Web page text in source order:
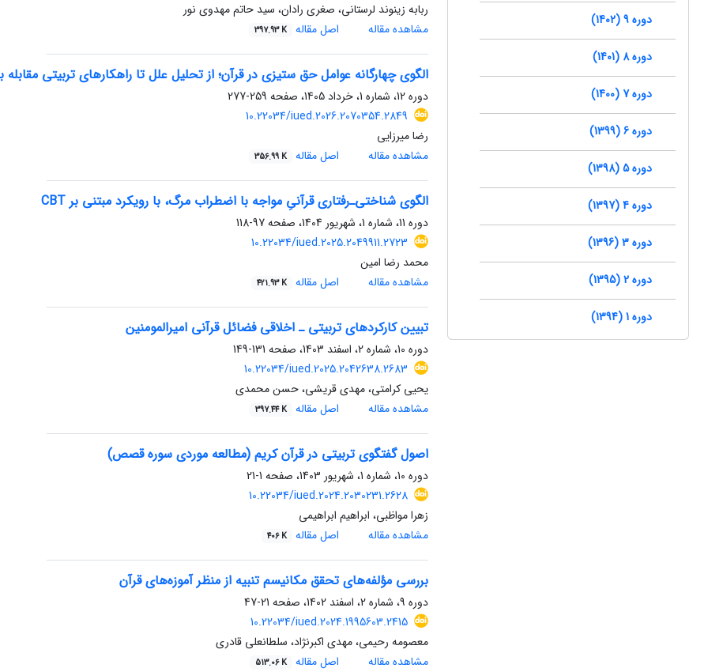
ربابه زینوند لرستانی، صغری رادان، سید حاتم مهدوی نور
مشاهده مقاله
اصل مقاله 397.93 K
الگوی چهارگانه عوامل حق ستیزی در قرآن؛ از تحلیل علل تا راهکارهای تربیتی مقابله
دوره 12، شماره 1، خرداد 1405، صفحه
259-277
10.22034/iued.2026.2070354.2849
رضا میرزایی
مشاهده مقاله
اصل مقاله 356.99 K
الگوی شناختی‌ـ‌رفتاری قرآنیِ مواجه با اضطراب مرگ، با رویکرد مبتنی بر CBT
دوره 11، شماره 1، شهریور 1404، صفحه
97-118
10.22034/iued.2025.2049911.2723
محمد رضا امین
مشاهده مقاله
اصل مقاله 421.93 K
تبیین کارکردهای تربیتی ـ اخلاقی فضائل قرآنی امیرالمومنین
دوره 10، شماره 2، اسفند 1403، صفحه
131-149
10.22034/iued.2025.2042638.2683
یحیی کرامتی، مهدی قریشی، حسن محمدی
مشاهده مقاله
اصل مقاله 397.44 K
اصول گفتگوی تربیتی در قرآن کریم (مطالعه موردی سوره قصص)
دوره 10، شماره 1، شهریور 1403، صفحه
1-21
10.22034/iued.2024.2030231.2628
زهرا مواظبی، ابراهیم ابراهیمی
مشاهده مقاله
اصل مقاله 406 K
بررسی مؤلفه‌های تحقق مکانیسم تنبیه از منظر آموزه‌های قرآن
دوره 9، شماره 2، اسفند 1402، صفحه
21-47
10.22034/iued.2024.1995603.2415
معصومه رحیمی، مهدی اکبرنژاد، سلطانعلی قادری
مشاهده مقاله
اصل مقاله 513.06 K
دوره 9 (1402)
دوره 8 (1401)
دوره 7 (1400)
دوره 6 (1399)
دوره 5 (1398)
دوره 4 (1397)
دوره 3 (1396)
دوره 2 (1395)
دوره 1 (1394)